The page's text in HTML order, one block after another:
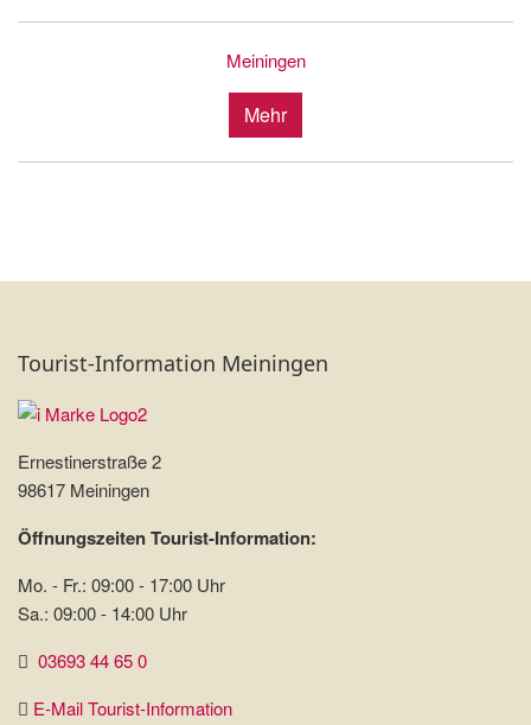
Meiningen
Mehr
Tourist-Information Meiningen
Ernestinerstraße 2
98617 Meiningen
Öffnungszeiten Tourist-Information:
Mo. - Fr.: 09:00 - 17:00 Uhr
Sa.: 09:00 - 14:00 Uhr
03693 44 65 0
E-Mail Tourist-Information